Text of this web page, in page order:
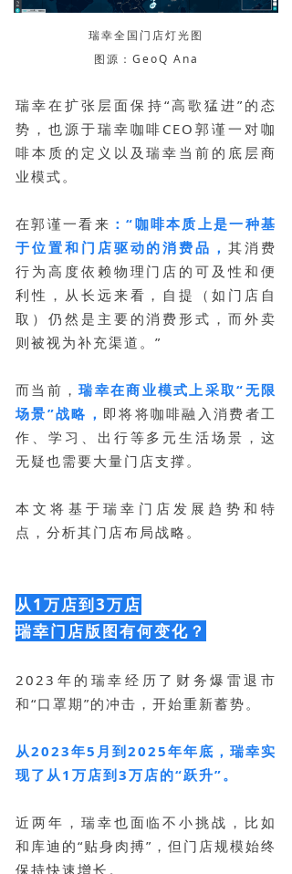
瑞幸全国门店灯光图
图源：GeoQ Ana
瑞幸在扩张层面保持“高歌猛进”的态
势，也源于瑞幸咖啡CEO郭谨一对咖
啡本质的定义以及瑞幸当前的底层商
业模式。
在郭谨一看来 ：“咖啡本质上是一种基
于位置和门店驱动的消费品，其消费
行为高度依赖物理门店的可及性和便
利性，从长远来看，自提（如门店自
取）仍然是主要的消费形式，而外卖
则被视为补充渠道。”
而当前，瑞幸在商业模式上采取“无限
场景”战略， 即将将咖啡融入消费者工
作、学习、出行等多元生活场景，这
无疑也需要大量门店支撑。
本文将基于瑞幸门店发展趋势和特
点，分析其门店布局战略。
从1万店到3万店
瑞幸门店版图有何变化？
2023年的瑞幸经历了财务爆雷退市
和“口罩期”的冲击，开始重新蓄势。
从2023年5月到2025年年底，瑞幸实
现了从1万店到3万店的“跃升”。
近两年，瑞幸也面临不小挑战，比如
和库迪的“贴身肉搏”，但门店规模始终
保持快速增长。